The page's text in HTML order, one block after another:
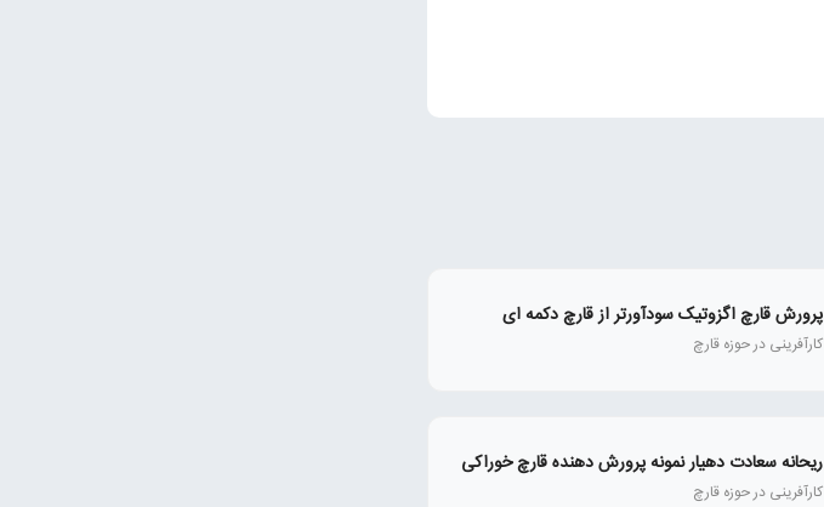
پرورش قارچ اگزوتیک سودآورتر از قارچ دکمه ای
کارآفرینی در حوزه قارچ
ریحانه سعادت دهیار نمونه پرورش دهنده قارچ خوراکی
کارآفرینی در حوزه قارچ